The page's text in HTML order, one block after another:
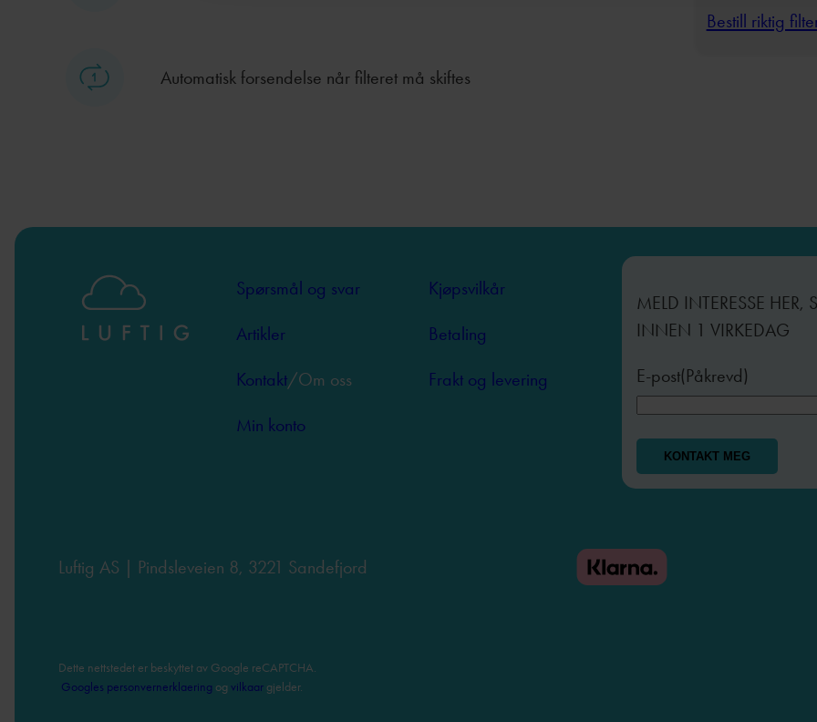
Automatisk forsendelse når filteret må skiftes
Bestill riktig
Spørsmål og svar
Artikler
Kontakt/Om oss
Min konto
Kjøpsvilkår
Betaling
Frakt og levering
MELD INTERESSE HER,
INNEN 1 VIRKEDAG
E-post(Påkrevd)
Luftig AS | Pindsleveien 8, 3221 Sandefjord
Dette nettstedet er beskyttet av Google reCAPTCHA.
Googles personvernerklaering og vilkaar gjelder.